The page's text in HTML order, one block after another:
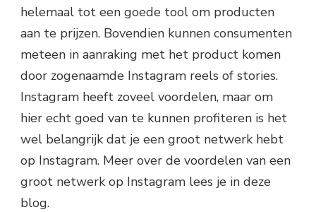
helemaal tot een goede tool om producten
aan te prijzen. Bovendien kunnen consumenten
meteen in aanraking met het product komen
door zogenaamde Instagram reels of stories.
Instagram heeft zoveel voordelen, maar om
hier echt goed van te kunnen profiteren is het
wel belangrijk dat je een groot netwerk hebt
op Instagram. Meer over de voordelen van een
groot netwerk op Instagram lees je in deze
blog.